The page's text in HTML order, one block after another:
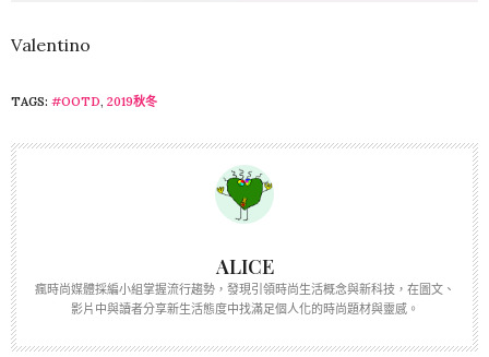
Valentino
TAGS: #OOTD, 2019秋冬
ALICE
瘋時尚媒體採編小組掌握流行趨勢，發現引領時尚生活概念與新科技，在圖文、
影片中與讀者分享新生活態度中找滿足個人化的時尚題材與靈感。